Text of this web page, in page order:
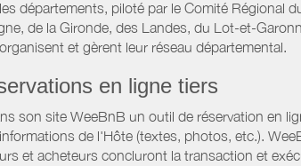
départements, piloté par le Comité Régional
de la Gironde, des Landes, du Lot-et-
et gèrent leur réseau départemental.
en ligne tiers
son site WeeBnB un outil de réservation en
de l'Hôte (textes, photos, etc.).
et acheteurs concluront la transaction et